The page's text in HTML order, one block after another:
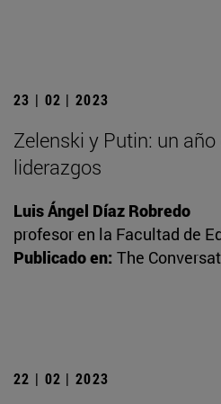
23 | 02 | 2023
Zelenski y Putin: un
liderazgos
Luis Ángel Díaz Robredo
profesor en la Facultad de
Publicado en: The
22 | 02 | 2023